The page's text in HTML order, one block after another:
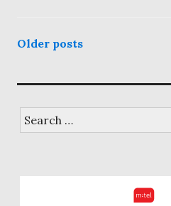
posts
navigation
Older posts
for: